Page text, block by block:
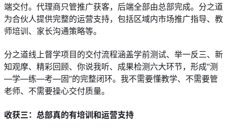
端交付。代理商只管推广获客，后端全部由总部完成。分之道
为合伙人提供完整的运营支持，包括区域内市场推广指导、教
师培训、家长沟通策略等。
分之道线上督学项目的交付流程涵盖学前测试、举一反三、新
知观摩、精彩回顾、你说我听、成果检测六大环节，形成“测
—学—练—考—固”的完整闭环。我不需要懂教学、不需要管
老师、不需要操心交付质量。
收获三：总部真的有培训和运营支持